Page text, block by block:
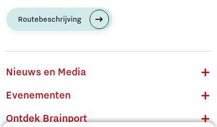
Routebeschrijving
Nieuws en Media
Evenementen
Ontdek Brainport